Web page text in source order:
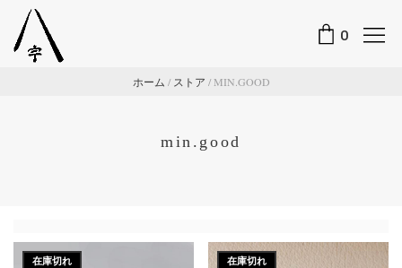
0
ホーム / ストア / MIN.GOOD
min.good
在庫切れ 在庫切れ